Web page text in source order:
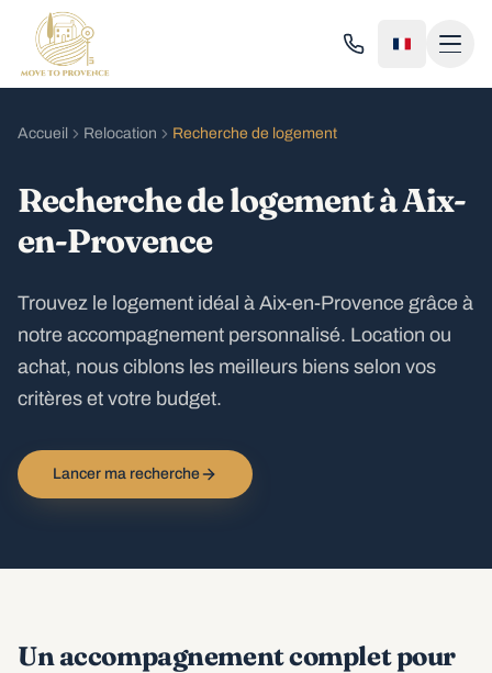
Accueil Relocation Recherche de logement
Recherche de logement à Aix-
en-Provence
Trouvez le logement idéal à Aix-en-Provence grâce à
notre accompagnement personnalisé. Location ou
achat, nous ciblons les meilleurs biens selon vos
critères et votre budget.
Lancer ma recherche
Un accompagnement complet pour